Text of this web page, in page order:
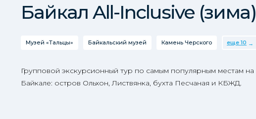
Байкал All-Inclusive (зима)
Музей «Тальцы» Байкальский музей Камень Черского еще 10
Групповой экскурсионный тур по самым популярным местам на
Байкале: остров Ольхон, Листвянка, бухта Песчаная и КБЖД.